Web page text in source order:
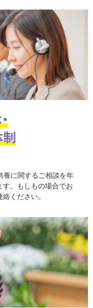
養に関するご相談を年
す。もしもの場合でお
ください。